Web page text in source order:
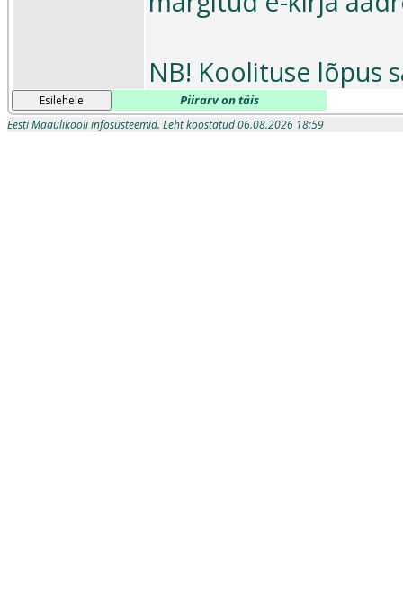
NB! Koolituse lõpus
Esilehele Piirarv on täis
Eesti Maaülikooli infosüsteemid. Leht koostatud 06.08.2026 18:59